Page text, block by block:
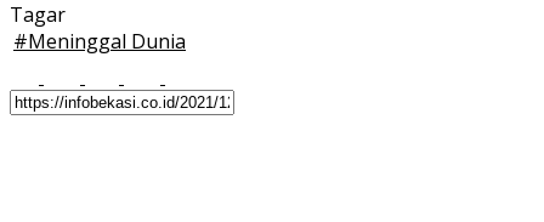
Tagar
#Meninggal Dunia